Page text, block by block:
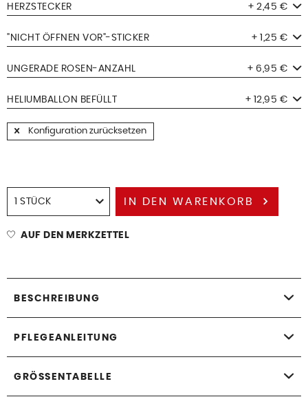
HERZSTECKER + 2,45 €
"NICHT ÖFFNEN VOR"-STICKER + 1,25 €
UNGERADE ROSEN-ANZAHL + 6,95 €
HELIUMBALLON BEFÜLLT + 12,95 €
Konfiguration zurücksetzen
IN DEN WARENKORB
AUF DEN MERKZETTEL
BESCHREIBUNG
PFLEGEANLEITUNG
GRÖSSENTABELLE